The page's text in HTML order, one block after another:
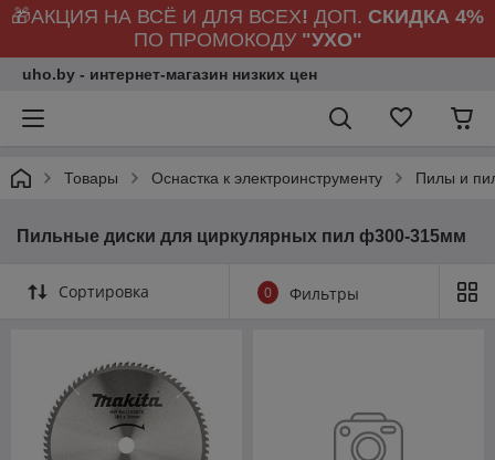
🎁АКЦИЯ НА ВСЁ И ДЛЯ ВСЕХ! ДОП. СКИДКА 4%
ПО ПРОМОКОДУ "УХО"
uho.by - интернет-магазин низких цен
Товары Оснастка к электроинструменту Пилы и
Пильные диски для циркулярных пил ф300-315мм
Сортировка 0 Фильтры